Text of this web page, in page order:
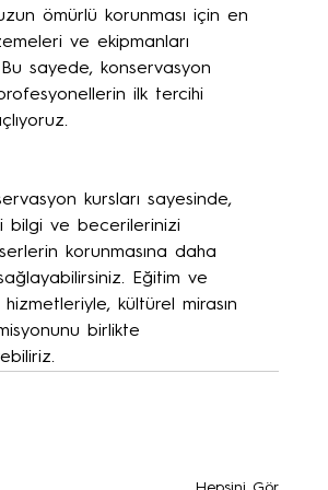
ömürlü korunması için en
ve ekipmanları
sayede, konservasyon
ilk tercihi
kursları sayesinde,
bilgi ve becerilerinizi
korunmasına daha
Eğitim ve
hizmetleriyle, kültürel mirasın
birlikte